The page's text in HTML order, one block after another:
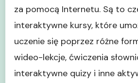
za pomocą Internetu. Są to
interaktywne kursy, które
uczenie się poprzez różne
wideo-lekcje, ćwiczenia
interaktywne quizy i inne